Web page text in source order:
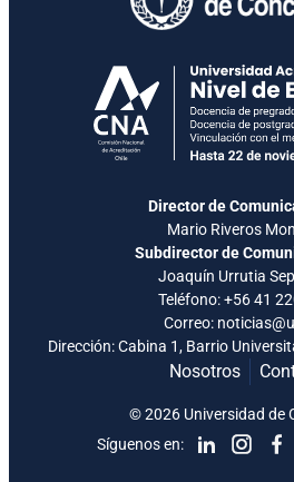
Director de
Mario Riveros
Subdirector de
Joaquín Urrutia
Teléfono:+56 41
Correo:
Dirección: Cabina 1, Barrio
Nosotros
Síguenos en:
© 2026 Universidad de